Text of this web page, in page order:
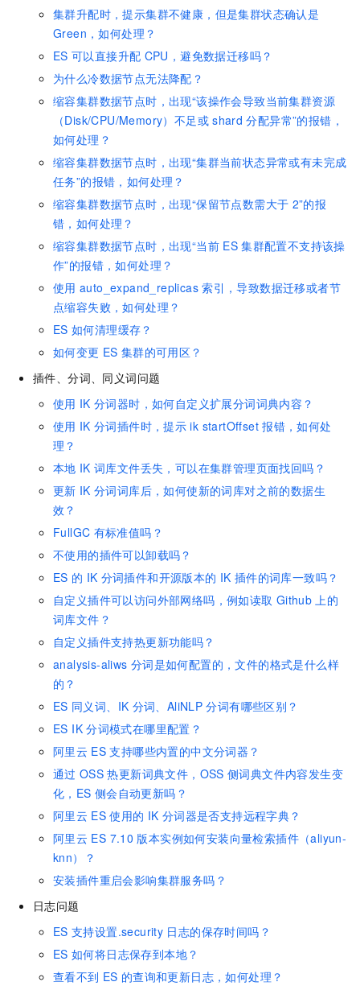
集群升配时，提示集群不健康，但是集群状态确认是
Green，如何处理？
ES 可以直接升配 CPU，避免数据迁移吗？
为什么冷数据节点无法降配？
缩容集群数据节点时，出现“该操作会导致当前集群资源
（Disk/CPU/Memory）不足或 shard 分配异常”的报错，
如何处理？
缩容集群数据节点时，出现“集群当前状态异常或有未完成
任务”的报错，如何处理？
缩容集群数据节点时，出现“保留节点数需大于 2”的报
错，如何处理？
缩容集群数据节点时，出现“当前 ES 集群配置不支持该操
作”的报错，如何处理？
使用 auto_expand_replicas 索引，导致数据迁移或者节
点缩容失败，如何处理？
ES 如何清理缓存？
如何变更 ES 集群的可用区？
插件、分词、同义词问题
使用 IK 分词器时，如何自定义扩展分词词典内容？
使用 IK 分词插件时，提示 ik startOffset 报错，如何处
理？
本地 IK 词库文件丢失，可以在集群管理页面找回吗？
更新 IK 分词词库后，如何使新的词库对之前的数据生
效？
FullGC 有标准值吗？
不使用的插件可以卸载吗？
ES 的 IK 分词插件和开源版本的 IK 插件的词库一致吗？
自定义插件可以访问外部网络吗，例如读取 Github 上的
词库文件？
自定义插件支持热更新功能吗？
analysis-aliws 分词是如何配置的，文件的格式是什么样
的？
ES 同义词、IK 分词、AliNLP 分词有哪些区别？
ES IK 分词模式在哪里配置？
阿里云 ES 支持哪些内置的中文分词器？
通过 OSS 热更新词典文件，OSS 侧词典文件内容发生变
化，ES 侧会自动更新吗？
阿里云 ES 使用的 IK 分词器是否支持远程字典？
阿里云 ES 7.10 版本实例如何安装向量检索插件（aliyun-
knn）？
安装插件重启会影响集群服务吗？
日志问题
ES 支持设置.security 日志的保存时间吗？
ES 如何将日志保存到本地？
查看不到 ES 的查询和更新日志，如何处理？